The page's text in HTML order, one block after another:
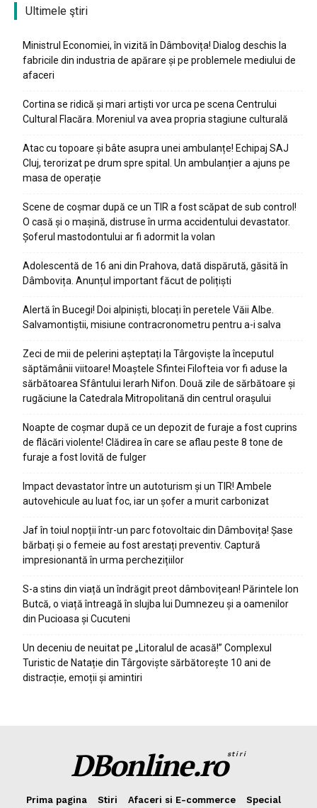
Ultimele ştiri
Ministrul Economiei, în vizită în Dâmbovița! Dialog deschis la
fabricile din industria de apărare și pe problemele mediului de
afaceri
Cortina se ridică și mari artiști vor urca pe scena Centrului
Cultural Flacăra. Moreniul va avea propria stagiune culturală
Atac cu topoare și bâte asupra unei ambulanțe! Echipaj SAJ
Cluj, terorizat pe drum spre spital. Un ambulanțier a ajuns pe
masa de operație
Scene de coșmar după ce un TIR a fost scăpat de sub control!
O casă și o mașină, distruse în urma accidentului devastator.
Șoferul mastodontului ar fi adormit la volan
Adolescentă de 16 ani din Prahova, dată dispărută, găsită în
Dâmbovița. Anunțul important făcut de polițiști
Alertă în Bucegi! Doi alpiniști, blocați în peretele Văii Albe.
Salvamontiștii, misiune contracronometru pentru a-i salva
Zeci de mii de pelerini așteptați la Târgoviște la începutul
săptămânii viitoare! Moaștele Sfintei Filofteia vor fi aduse la
sărbătoarea Sfântului Ierarh Nifon. Două zile de sărbătoare și
rugăciune la Catedrala Mitropolitană din centrul orașului
Noapte de coșmar după ce un depozit de furaje a fost cuprins
de flăcări violente! Clădirea în care se aflau peste 8 tone de
furaje a fost lovită de fulger
Impact devastator între un autoturism și un TIR! Ambele
autovehicule au luat foc, iar un șofer a murit carbonizat
Jaf în toiul nopții într-un parc fotovoltaic din Dâmbovița! Șase
bărbați și o femeie au fost arestați preventiv. Captură
impresionantă în urma perchezițiilor
S-a stins din viață un îndrăgit preot dâmbovițean! Părintele Ion
Butcă, o viață întreagă în slujba lui Dumnezeu și a oamenilor
din Pucioasa și Cucuteni
Un deceniu de neuitat pe „Litoralul de acasă!” Complexul
Turistic de Natație din Târgoviște sărbătorește 10 ani de
distracție, emoții și amintiri
DBonline.rostiri
Prima pagina Stiri Afaceri si E-commerce
Special